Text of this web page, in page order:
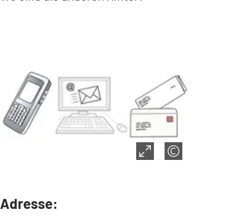
Adresse: